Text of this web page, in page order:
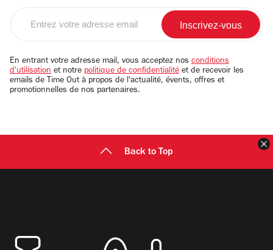
email
En entrant votre adresse mail, vous acceptez nos conditions
d'utilisation et notre politique de confidentialité et de recevoir les
emails de Time Out à propos de l'actualité, évents, offres et
promotionnelles de nos partenaires.
Back to Top